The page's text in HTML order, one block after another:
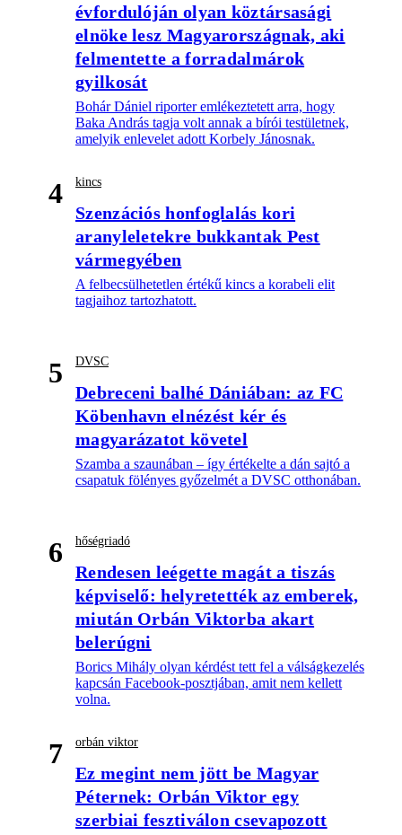
évfordulóján olyan köztársasági
elnöke lesz Magyarországnak, aki
felmentette a forradalmárok
gyilkosát
Bohár Dániel riporter emlékeztetett arra, hogy
Baka András tagja volt annak a bírói testületnek,
amelyik enlevelet adott Korbely Jánosnak.
4 kincs
Szenzációs honfoglalás kori
aranyleletekre bukkantak Pest
vármegyében
A felbecsülhetetlen értékű kincs a korabeli elit
tagjaihoz tartozhatott.
5 DVSC
Debreceni balhé Dániában: az FC
Köbenhavn elnézést kér és
magyarázatot követel
Szamba a szaunában – így értékelte a dán sajtó a
csapatuk fölényes győzelmét a DVSC otthonában.
6 hőségriadó
Rendesen leégette magát a tiszás
képviselő: helyretették az emberek,
miután Orbán Viktorba akart
belerúgni
Borics Mihály olyan kérdést tett fel a válságkezelés
kapcsán Facebook-posztjában, amit nem kellett
volna.
7 orbán viktor
Ez megint nem jött be Magyar
Péternek: Orbán Viktor egy
szerbiai fesztiválon csevapozott